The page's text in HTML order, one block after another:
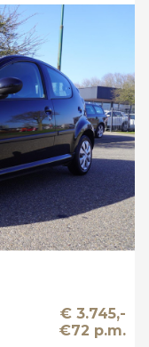
€ 3.745,-
€72 p.m.